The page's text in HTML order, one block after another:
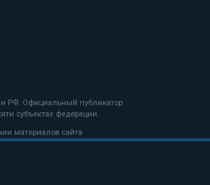
РФ. Официальный публикатор
субъектах федерации.
материалов сайта